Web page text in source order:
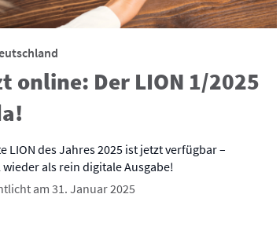
online: Der LION 1/2025
LION des Jahres 2025 ist jetzt verfügbar –
als rein digitale Ausgabe!
am 31. Januar 2025